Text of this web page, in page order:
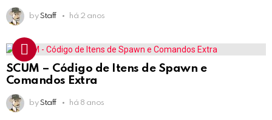
by Staff há 2 anos
SCUM – Código de Itens de Spawn e
Comandos Extra
by Staff há 8 anos